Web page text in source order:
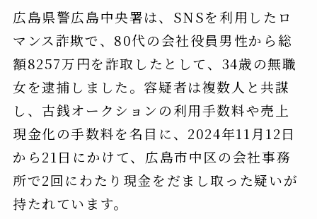
広島県警広島中央署は、SNSを利用したロ
マンス詐欺で、80代の会社役員男性から総
額8257万円を詐取したとして、34歳の無職
女を逮捕しました。容疑者は複数人と共謀
し、古銭オークションの利用手数料や売上
現金化の手数料を名目に、2024年11月12日
から21日にかけて、広島市中区の会社事務
所で2回にわたり現金をだまし取った疑いが
持たれています。